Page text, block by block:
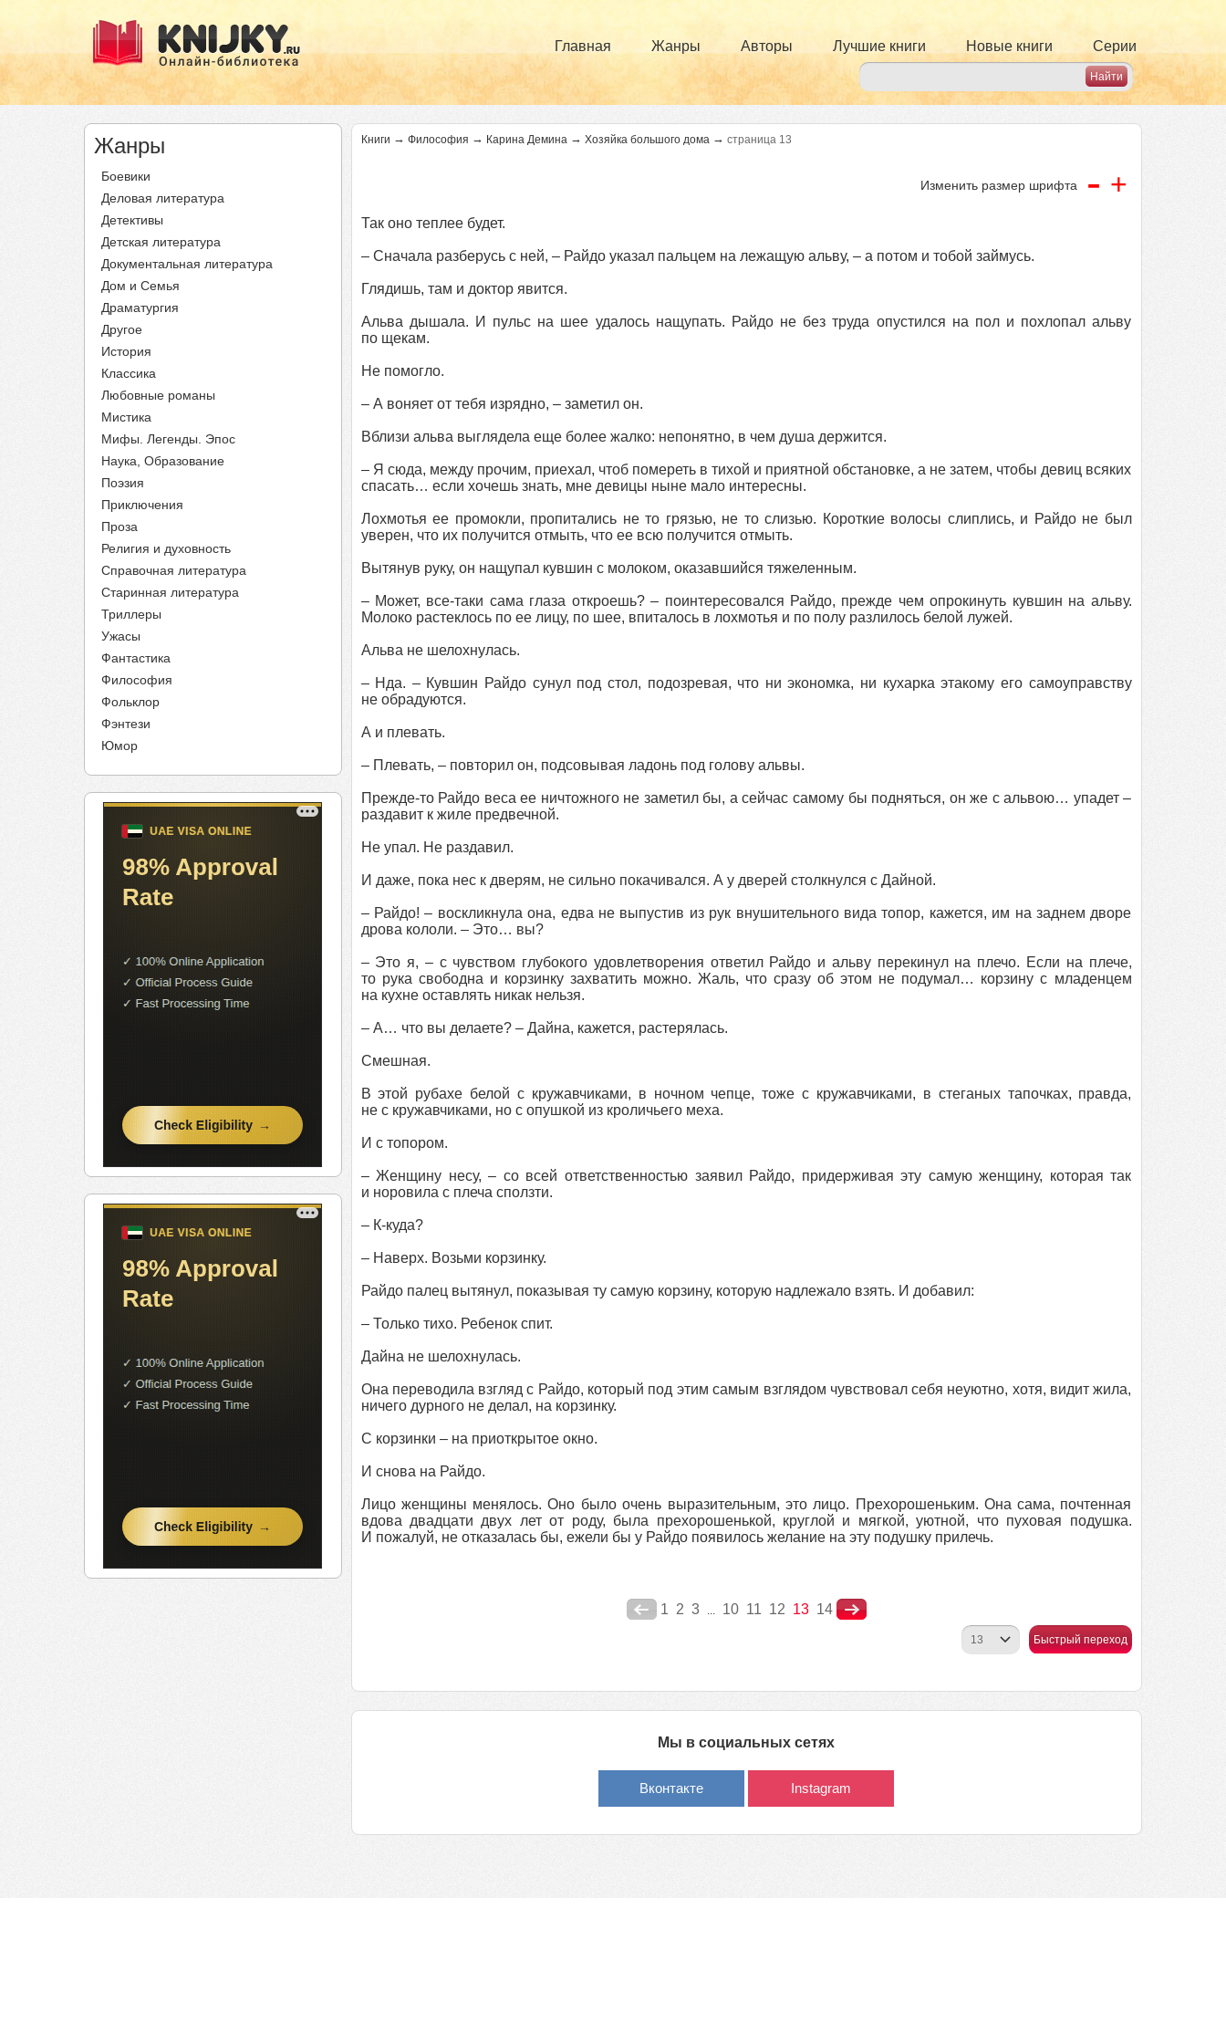
Главная Жанры Авторы Лучшие книги Новые книги Серии
Жанры
Боевики
Деловая литература
Детективы
Детская литература
Документальная литература
Дом и Семья
Драматургия
Другое
История
Классика
Любовные романы
Мистика
Мифы. Легенды. Эпос
Наука, Образование
Поэзия
Приключения
Проза
Религия и духовность
Справочная литература
Старинная литература
Триллеры
Ужасы
Фантастика
Философия
Фольклор
Фэнтези
Юмор
Книги → Философия → Карина Демина → Хозяйка большого дома → страница 13
Изменить размер шрифта - +
Так оно теплее будет.
– Сначала разберусь с ней, – Райдо указал пальцем на лежащую альву, – а потом и тобой займусь.
Глядишь, там и доктор явится.
Альва дышала. И пульс на шее удалось нащупать. Райдо не без труда опустился на пол и похлопал альву
по щекам.
Не помогло.
– А воняет от тебя изрядно, – заметил он.
Вблизи альва выглядела еще более жалко: непонятно, в чем душа держится.
– Я сюда, между прочим, приехал, чтоб помереть в тихой и приятной обстановке, а не затем, чтобы девиц всяких
спасать… если хочешь знать, мне девицы ныне мало интересны.
Лохмотья ее промокли, пропитались не то грязью, не то слизью. Короткие волосы слиплись, и Райдо не был
уверен, что их получится отмыть, что ее всю получится отмыть.
Вытянув руку, он нащупал кувшин с молоком, оказавшийся тяжеленным.
– Может, все-таки сама глаза откроешь? – поинтересовался Райдо, прежде чем опрокинуть кувшин на альву.
Молоко растеклось по ее лицу, по шее, впиталось в лохмотья и по полу разлилось белой лужей.
Альва не шелохнулась.
– Нда. – Кувшин Райдо сунул под стол, подозревая, что ни экономка, ни кухарка этакому его самоуправству
не обрадуются.
А и плевать.
– Плевать, – повторил он, подсовывая ладонь под голову альвы.
Прежде-то Райдо веса ее ничтожного не заметил бы, а сейчас самому бы подняться, он же с альвою… упадет –
раздавит к жиле предвечной.
Не упал. Не раздавил.
И даже, пока нес к дверям, не сильно покачивался. А у дверей столкнулся с Дайной.
– Райдо! – воскликнула она, едва не выпустив из рук внушительного вида топор, кажется, им на заднем дворе
дрова кололи. – Это… вы?
– Это я, – с чувством глубокого удовлетворения ответил Райдо и альву перекинул на плечо. Если на плече,
то рука свободна и корзинку захватить можно. Жаль, что сразу об этом не подумал… корзину с младенцем
на кухне оставлять никак нельзя.
– А… что вы делаете? – Дайна, кажется, растерялась.
Смешная.
В этой рубахе белой с кружавчиками, в ночном чепце, тоже с кружавчиками, в стеганых тапочках, правда,
не с кружавчиками, но с опушкой из кроличьего меха.
И с топором.
– Женщину несу, – со всей ответственностью заявил Райдо, придерживая эту самую женщину, которая так
и норовила с плеча сползти.
– К-куда?
– Наверх. Возьми корзинку.
Райдо палец вытянул, показывая ту самую корзину, которую надлежало взять. И добавил:
– Только тихо. Ребенок спит.
Дайна не шелохнулась.
Она переводила взгляд с Райдо, который под этим самым взглядом чувствовал себя неуютно, хотя, видит жила,
ничего дурного не делал, на корзинку.
С корзинки – на приоткрытое окно.
И снова на Райдо.
Лицо женщины менялось. Оно было очень выразительным, это лицо. Прехорошеньким. Она сама, почтенная
вдова двадцати двух лет от роду, была прехорошенькой, круглой и мягкой, уютной, что пуховая подушка.
И пожалуй, не отказалась бы, ежели бы у Райдо появилось желание на эту подушку прилечь.
1 2 3 ... 10 11 12 13 14
Быстрый переход
Мы в социальных сетях
Вконтакте Instagram